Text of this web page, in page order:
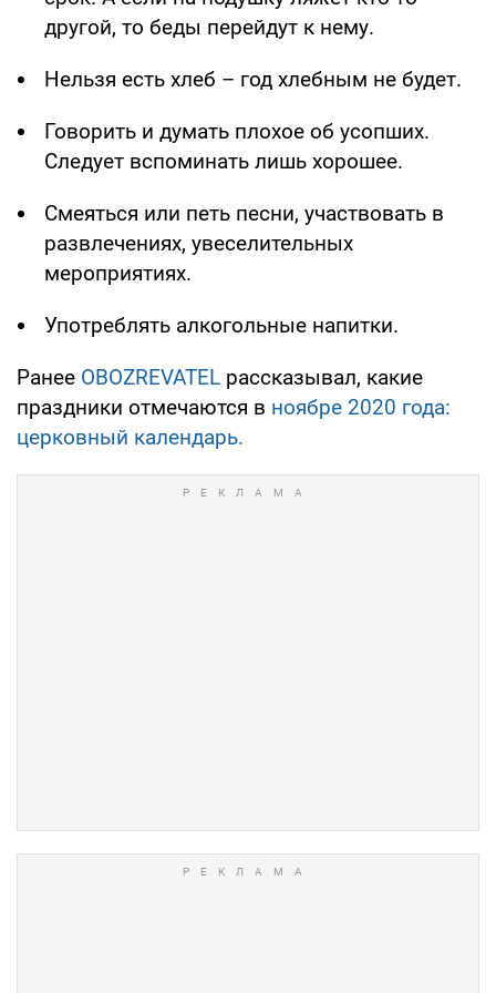
другой, то беды перейдут к нему.
Нельзя есть хлеб – год хлебным не будет.
Говорить и думать плохое об усопших.
Следует вспоминать лишь хорошее.
Смеяться или петь песни, участвовать в
развлечениях, увеселительных
мероприятиях.
Употреблять алкогольные напитки.
Ранее OBOZREVATEL рассказывал, какие
праздники отмечаются в ноябре 2020 года:
церковный календарь.